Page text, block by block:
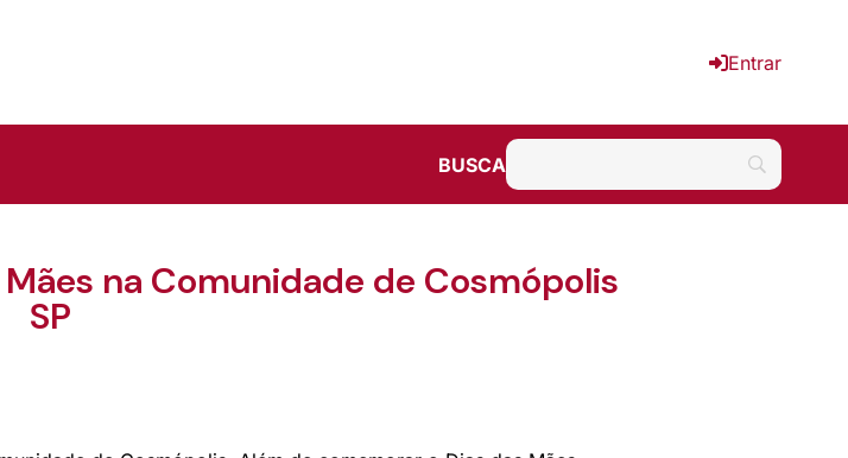
Entrar
BUSCA
na Comunidade de Cosmópolis
SP